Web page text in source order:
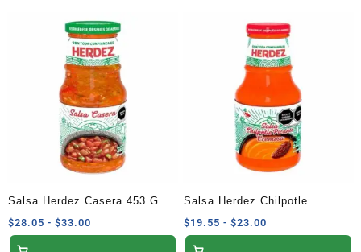
$14.45
hasta
$17.00
$17.85
hasta
$21.00
Salsa Herdez Casera 453 G
$28.05 - $33.00
de
Salsa Herdez Chilpotle
Picante Cremosa 240 G
$19.55 - $23.00
de